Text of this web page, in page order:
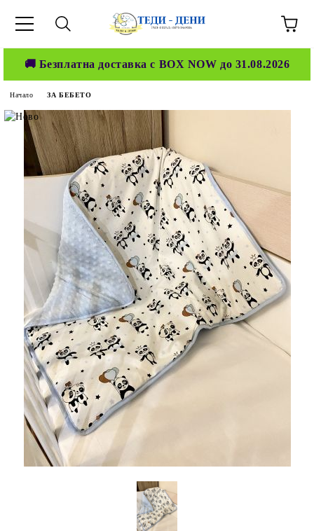
🚚 Безплатна доставка с BOX NOW до 31.08.2026
Начало ЗА БЕБЕТО